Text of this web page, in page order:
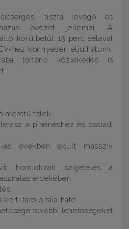
tiszta levegő és
övezet jellemzi. A
körülbelül 15 perc sétával
hez könnyedén eljuthatunk,
történő közlekedés is
méretű telek
a pihenéshez és családi
években épült masszív
homlokzati szigetelés a
érdekében
kerti tároló található
további lehetőségeket